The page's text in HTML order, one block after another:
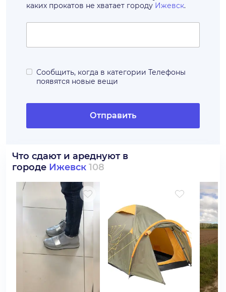
каких прокатов не хватает городу Ижевск.
Сообщить, когда в категории Телефоны
появятся новые вещи
Отправить
Что сдают и ареднуют в
городе Ижевск 108